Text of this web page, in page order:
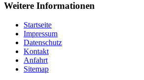
Weitere Informationen
Startseite
Impressum
Datenschutz
Kontakt
Anfahrt
Sitemap